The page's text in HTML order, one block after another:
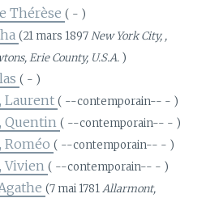
Thérèse( - )
(21 mars 1897New York City, ,
Erie County, U.S.A. )
( - )
Laurent( --contemporain-- - )
Quentin( --contemporain-- - )
Roméo( --contemporain-- - )
Vivien( --contemporain-- - )
(7 mai 1781Allarmont,